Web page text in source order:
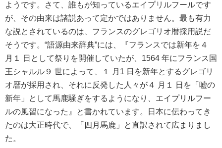
ようです。さて、誰もが知っているエイプリルフールです
が、その由来は諸説あって定かではありません。最も有力
な説とされているのは、フランスのグレゴリオ暦採用説だ
そうです。“語源由来辞典”には、『フランスでは新年を４
月１ 日として祭りを開催していたが、1564 年にフランス国
王シャルル９ 世によって、１ 月1 日を新年とするグレゴリ
オ暦が採用され、それに反発した人々が４ 月１ 日を「嘘の
新年」として馬鹿騒ぎをするようになり、エイプリルフー
ルの風習になった』と書かれています。日本に伝わってき
たのは大正時代で、「四月馬鹿」と直訳されて広まりまし
た。